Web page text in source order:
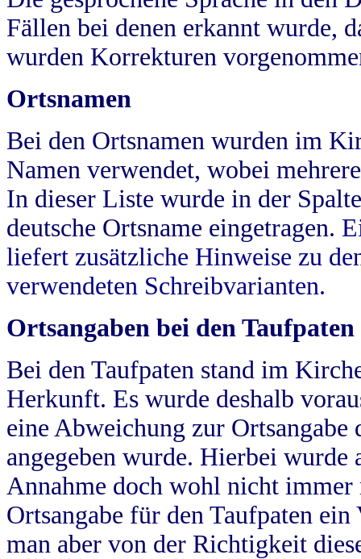
Fällen bei denen erkannt wurde,
wurden Korrekturen
Ortsnamen
Bei den Ortsnamen wurden im
Namen verwendet, wobei
In dieser Liste wurde in der
deutsche Ortsname eingetragen.
liefert zusätzliche Hinweise zu
verwendeten Schreibvarianten.
Ortsangaben bei den Taufpaten
Bei den Taufpaten stand im
Herkunft. Es wurde deshalb
eine Abweichung zur
angegeben wurde. Hierbei wurde
Annahme doch wohl nicht
Ortsangabe für den Taufpaten
man aber von der Richtigkeit